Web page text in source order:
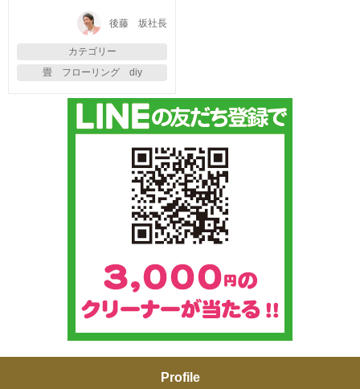
後藤 坂社長
カテゴリー
畳 フローリング diy
Profile